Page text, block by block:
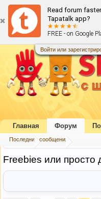
Read forum
Tapatalk app?
FREE - on Google
Войти или
Главная Форум
Freebies или просто
Главная Форум
Последние сообщения